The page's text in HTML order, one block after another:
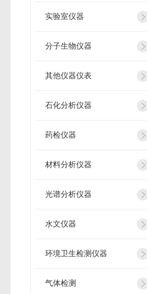
实验室仪器
分子生物仪器
其他仪器仪表
石化分析仪器
药检仪器
材料分析仪器
光谱分析仪器
水文仪器
环境卫生检测仪器
气体检测